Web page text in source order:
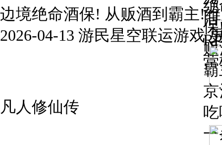
边境绝命酒保! 从贩酒到霸主!
2026-04-13 游民星空联运游戏
凡人修仙传